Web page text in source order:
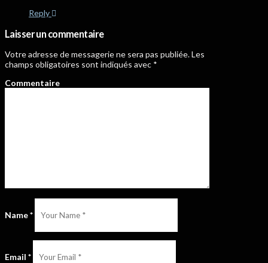
Reply
Laisser un commentaire
Votre adresse de messagerie ne sera pas publiée.Les
champs obligatoires sont indiqués avec *
Commentaire
Name*
Email *